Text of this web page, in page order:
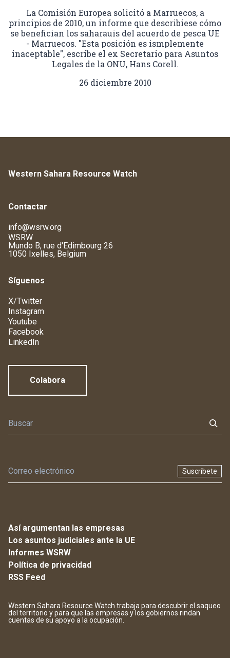
La Comisión Europea solicitó a Marruecos, a
principios de 2010, un informe que describiese cómo
se benefician los saharauis del acuerdo de pesca UE
- Marruecos. "Esta posición es ismplemente
inaceptable", escribe el ex Secretario para Asuntos
Legales de la ONU, Hans Corell.
26 diciembre 2010
Western Sahara Resource Watch
Contactar
info@wsrw.org
WSRW
Mundo B, rue d'Edimbourg 26
1050 Ixelles, Belgium
Síguenos
X/Twitter
Instagram
Youtube
Facebook
LinkedIn
Colabora
Suscríbete
Así argumentan las empresas
Los asuntos judiciales ante la UE
Informes WSRW
Política de privacidad
RSS Feed
Western Sahara Resource Watch trabaja para descubrir el saqueo
del territorio y para que las empresas y los gobiernos rindan
cuentas de su apoyo a la ocupación.